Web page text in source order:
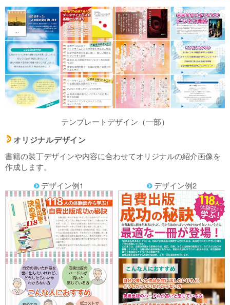
テンプレートデザイン（一部）
d オリジナルデザイン
書籍の装丁デザインや内容に合わせてオリジナルの紹介画像を
作成します。
f デザイン例1 f デザイン例2